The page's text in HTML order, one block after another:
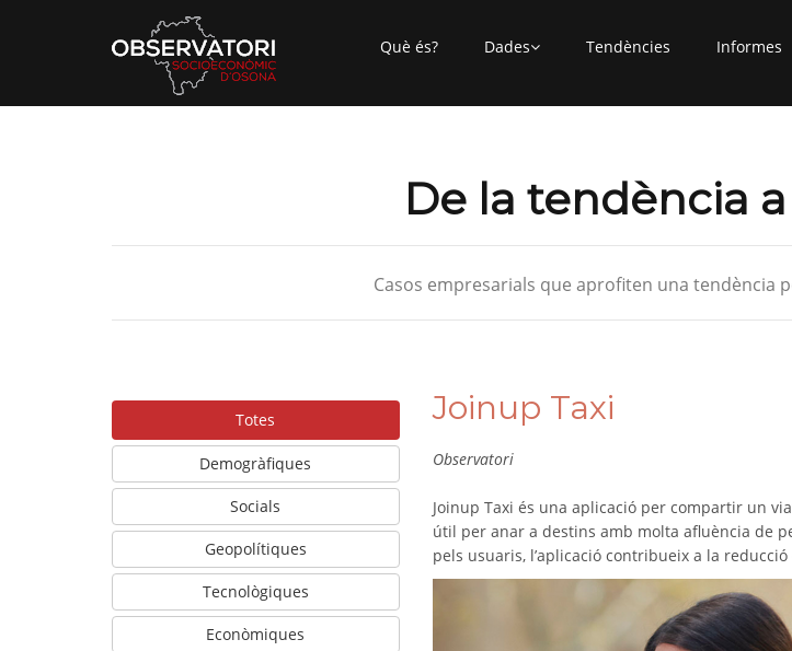
Què és? Dades Tendències Informes
De la tendència
Casos empresarials que aprofiten una tendència
Totes
Demogràfiques
Socials
Geopolítiques
Tecnològiques
Econòmiques
Joinup Taxi
Observatori
Joinup Taxi és una aplicació per compartir un
útil per anar a destins amb molta afluència de
pels usuaris, l’aplicació contribueix a la